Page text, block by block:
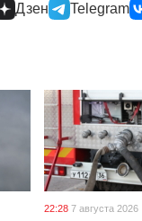
Дзен Telegram
22:28 7 августа 2026